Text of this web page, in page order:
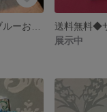
展示中